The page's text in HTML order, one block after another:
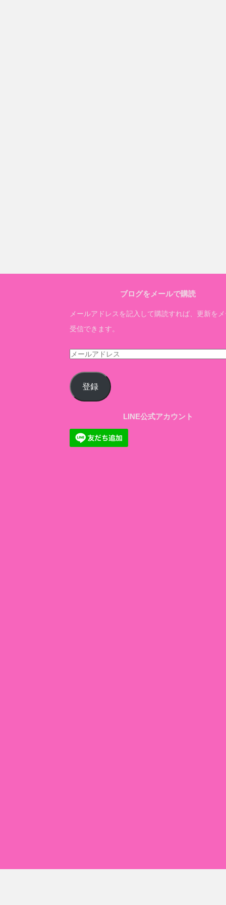
ブログをメールで購読
メールアドレスを記入して購読すれば、更新を
受信できます。
メ
ル
ア
レ
ス
登録
LINE公式アカウント